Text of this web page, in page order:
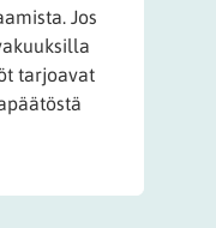
Jos
tarjoavat